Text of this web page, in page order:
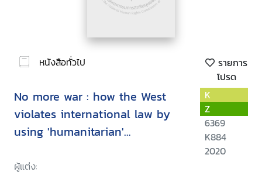
หนังสือทั่วไป
รายการ
โปรด
No more war : how the West
violates international law by
using 'humanitarian'
economic and strategic
ผู้แต่ง:
K
Z
6369
K884
2020